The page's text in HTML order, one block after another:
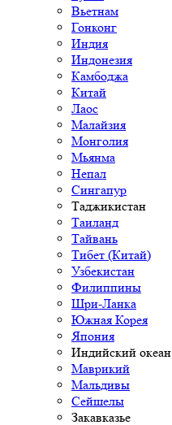
Вьетнам
Гонконг
Индия
Индонезия
Камбоджа
Китай
Лаос
Малайзия
Монголия
Мьянма
Непал
Сингапур
Таджикистан
Таиланд
Тайвань
Тибет (Китай)
Узбекистан
Филиппины
Шри-Ланка
Южная Корея
Япония
Индийский океан
Маврикий
Мальдивы
Сейшелы
Закавказье